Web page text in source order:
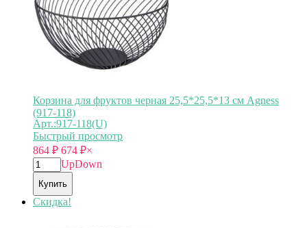
Корзина для фруктов черная 25,5*25,5*13 см Agness
(917-118)
Арт.:917-118(U)
Быстрый просмотр
864 ₽ 674 ₽×
UpDown
Купить
Скидка!